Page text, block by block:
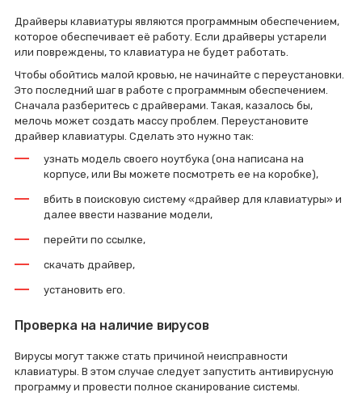
Драйверы клавиатуры являются программным обеспечением,
которое обеспечивает её работу. Если драйверы устарели
или повреждены, то клавиатура не будет работать.
Чтобы обойтись малой кровью, не начинайте с переустановки.
Это последний шаг в работе с программным обеспечением.
Сначала разберитесь с драйверами. Такая, казалось бы,
мелочь может создать массу проблем. Переустановите
драйвер клавиатуры. Сделать это нужно так:
узнать модель своего ноутбука (она написана на
корпусе, или Вы можете посмотреть ее на коробке),
вбить в поисковую систему «драйвер для клавиатуры» и
далее ввести название модели,
перейти по ссылке,
скачать драйвер,
установить его.
Проверка на наличие вирусов
Вирусы могут также стать причиной неисправности
клавиатуры. В этом случае следует запустить антивирусную
программу и провести полное сканирование системы.